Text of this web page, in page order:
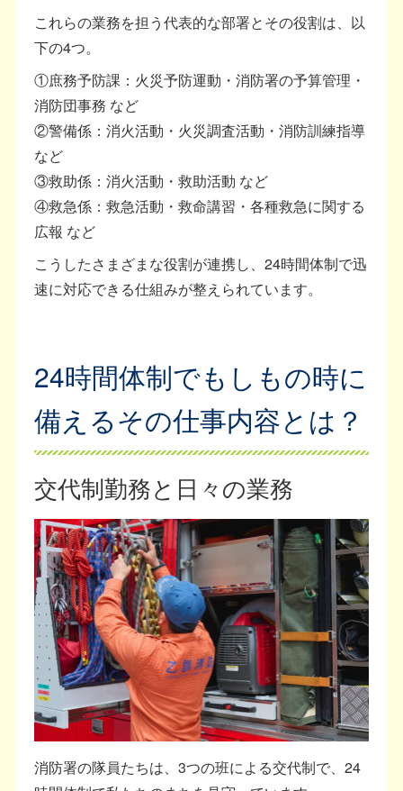
これらの業務を担う代表的な部署とその役割は、以
下の4つ。
①庶務予防課：火災予防運動・消防署の予算管理・
消防団事務 など
②警備係：消火活動・火災調査活動・消防訓練指導
など
③救助係：消火活動・救助活動 など
④救急係：救急活動・救命講習・各種救急に関する
広報 など
こうしたさまざまな役割が連携し、24時間体制で迅
速に対応できる仕組みが整えられています。
24時間体制でもしもの時に
備えるその仕事内容とは？
交代制勤務と日々の業務
消防署の隊員たちは、3つの班による交代制で、24